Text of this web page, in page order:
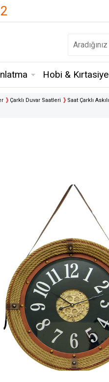
Hobi & Kırtasiye
Çarklı Duvar Saatleri Saat Çarklı Askılı